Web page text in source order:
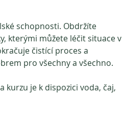
schopnosti. Obdržíte
kterými můžete léčit situace v
čistící proces a
pro všechny a všechno.
je k dispozici voda, čaj,